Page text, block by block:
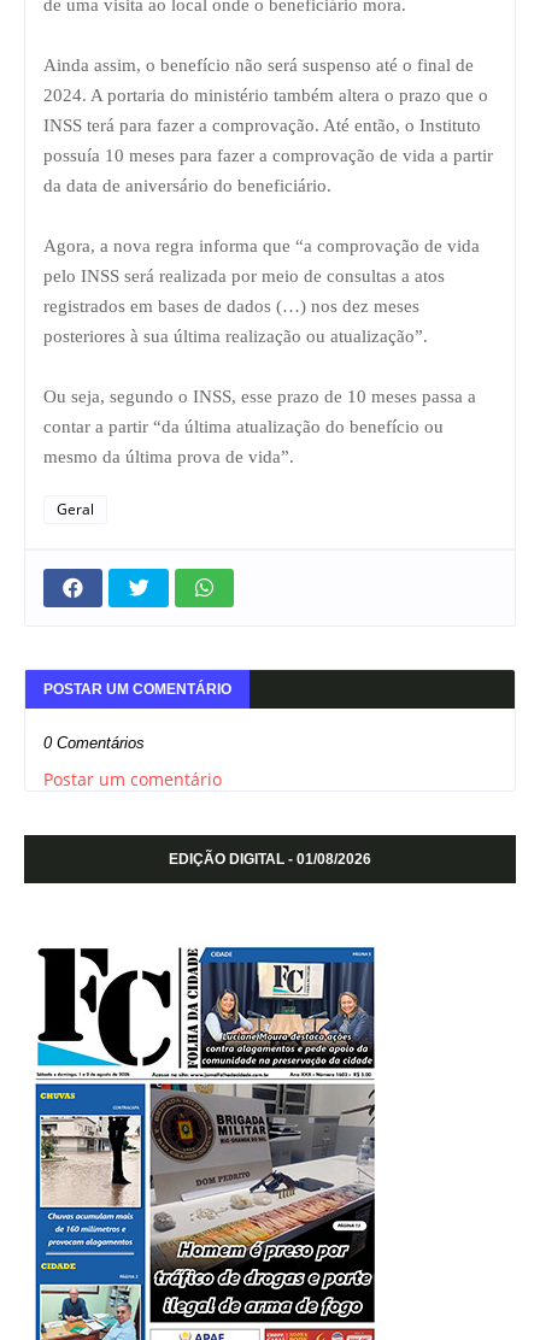
de uma visita ao local onde o beneficiário mora.
Ainda assim, o benefício não será suspenso até o final de
2024. A portaria do ministério também altera o prazo que o
INSS terá para fazer a comprovação. Até então, o Instituto
possuía 10 meses para fazer a comprovação de vida a partir
da data de aniversário do beneficiário.
Agora, a nova regra informa que “a comprovação de vida
pelo INSS será realizada por meio de consultas a atos
registrados em bases de dados (…) nos dez meses
posteriores à sua última realização ou atualização”.
Ou seja, segundo o INSS, esse prazo de 10 meses passa a
contar a partir “da última atualização do benefício ou
mesmo da última prova de vida”.
Geral
POSTAR UM COMENTÁRIO
0 Comentários
Postar um comentário
EDIÇÃO DIGITAL - 01/08/2026